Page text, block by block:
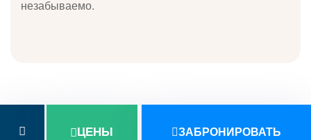
незабываемо.
ЦЕНЫ ЗАБРОНИРОВАТЬ